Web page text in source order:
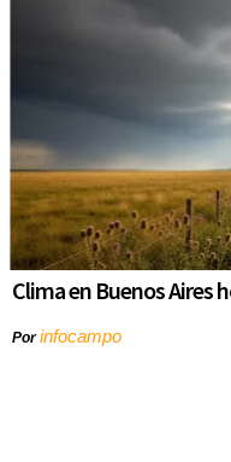
Clima en Buenos Aires
Porinfocampo